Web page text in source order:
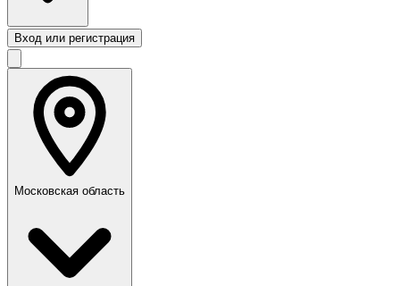
Вход или регистрация
Московская область